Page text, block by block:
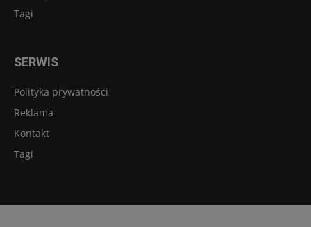
Tagi
SERWIS
Polityka prywatności
Reklama
Kontakt
Tagi